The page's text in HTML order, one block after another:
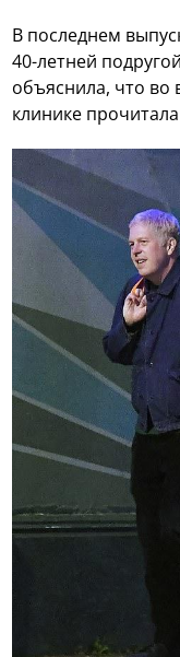
В последнем
40-летней
объяснила, что во
клинике